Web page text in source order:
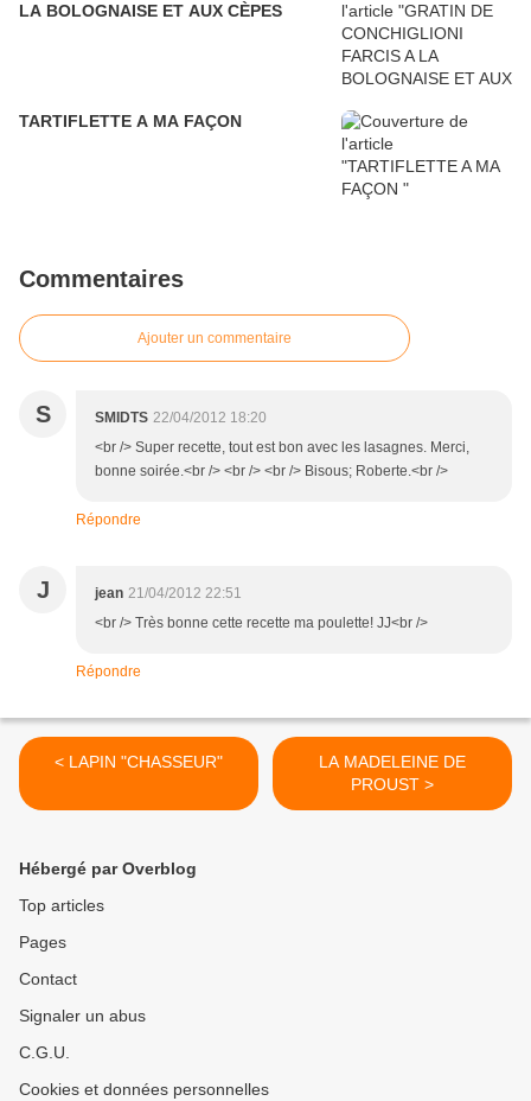
LA BOLOGNAISE ET AUX CÈPES
TARTIFLETTE A MA FAÇON
Commentaires
Ajouter un commentaire
S SMIDTS 22/04/2012 18:20
<br /> Super recette, tout est bon avec les lasagnes. Merci,
bonne soirée.<br /> <br /> <br /> Bisous; Roberte.<br />
Répondre
J jean 21/04/2012 22:51
<br /> Très bonne cette recette ma poulette! JJ<br />
Répondre
< LAPIN "CHASSEUR"
LA MADELEINE DE
PROUST >
Hébergé par Overblog
Top articles
Pages
Contact
Signaler un abus
C.G.U.
Cookies et données personnelles